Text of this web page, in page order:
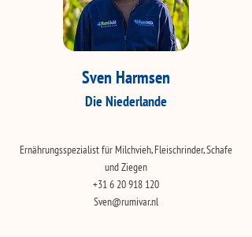
Sven Harmsen
Die Niederlande
Ernährungsspezialist für Milchvieh, Fleischrinder, Schafe
und Ziegen
+31 6 20 918 120
Sven@rumivar.nl